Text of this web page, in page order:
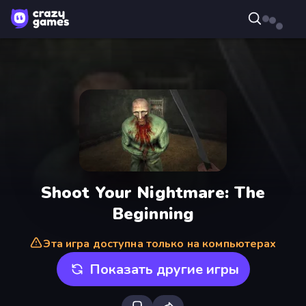
Shoot Your Nightmare: The
Beginning
Эта игра доступна только на компьютерах
Показать другие игры